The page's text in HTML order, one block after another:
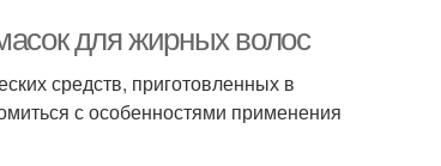
для жирных волос
средств, приготовленных в
с особенностями применения